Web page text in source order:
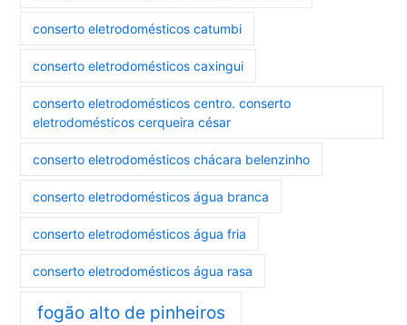
conserto eletrodomésticos catumbi
conserto eletrodomésticos caxingui
conserto eletrodomésticos centro. conserto
eletrodomésticos cerqueira césar
conserto eletrodomésticos chácara belenzinho
conserto eletrodomésticos água branca
conserto eletrodomésticos água fria
conserto eletrodomésticos água rasa
fogão alto de pinheiros